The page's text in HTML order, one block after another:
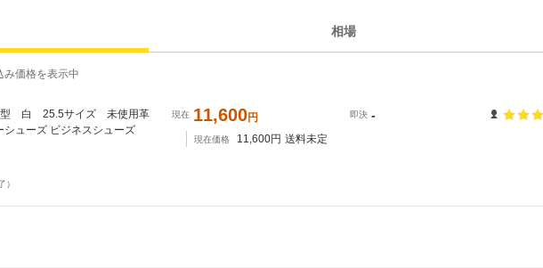
相場
み価格を表示中
白 25.5サイズ 未使用革
ーズ ビジネスシューズ
現在 11,600円 即決 -
現在価格 11,600円 送料未定
）